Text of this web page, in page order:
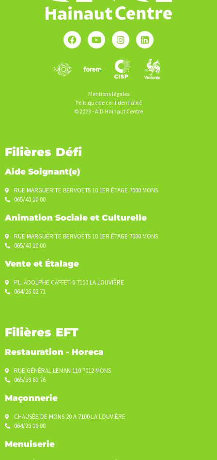
Mentions légales
Politique de confidentialité
© 2023 - AID Hainaut Centre
Filières Défi
Aide Soignant(e)
RUE MARGUERITE BERVOETS 10 1ER ÉTAGE 7000 MONS
065/40 10 00
Animation Sociale et Culturelle
RUE MARGUERITE BERVOETS 10 1ER ÉTAGE 7000 MONS
065/40 10 00
Vente et Étalage
PL. ADOLPHE CAFFET 6 7100 LA LOUVIÈRE
064/26 02 71
Filières EFT
Restauration - Horeca
RUE GÉNÉRAL LEMAN 110 7012 MONS
065/58 61 76
Maçonnerie
CHAUSÉE DE MONS 20 A 7100 LA LOUVIÈRE
064/26 16 08
Menuiserie